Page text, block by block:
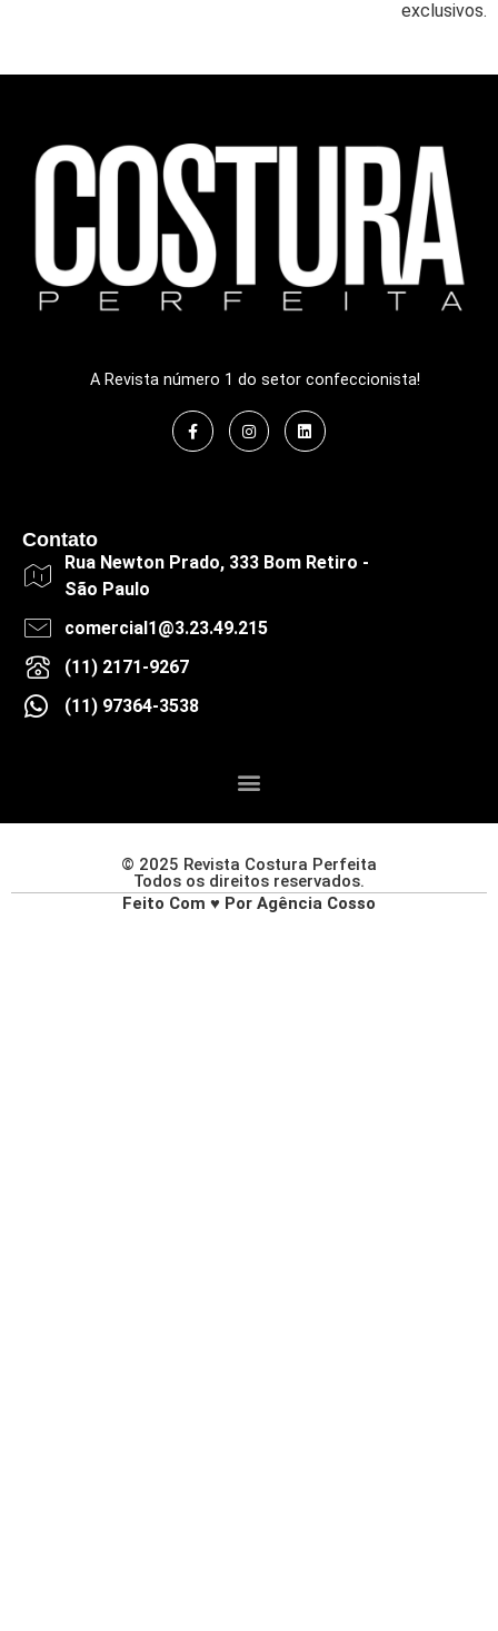
exclusivos.
A Revista número 1 do setor confeccionista!
Contato
Rua Newton Prado, 333 Bom Retiro -
São Paulo
comercial1@3.23.49.215
(11) 2171-9267
(11) 97364-3538
© 2025 Revista Costura Perfeita
Todos os direitos reservados.
Feito Com ♥ Por Agência Cosso